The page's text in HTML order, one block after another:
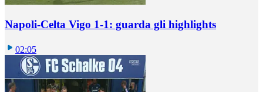
Napoli-Celta Vigo 1-1: guarda gli highlights
02:05